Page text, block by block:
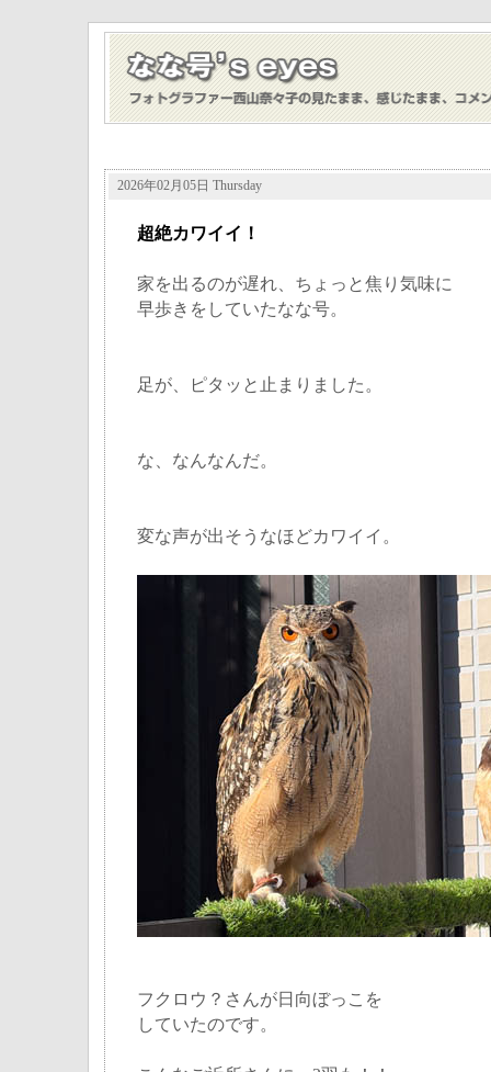
2026年02月05日 Thursday
超絶カワイイ！
家を出るのが遅れ、ちょっと焦り気味に
早歩きをしていたなな号。
足が、ピタッと止まりました。
な、なんなんだ。
変な声が出そうなほどカワイイ。
フクロウ？さんが日向ぼっこを
していたのです。